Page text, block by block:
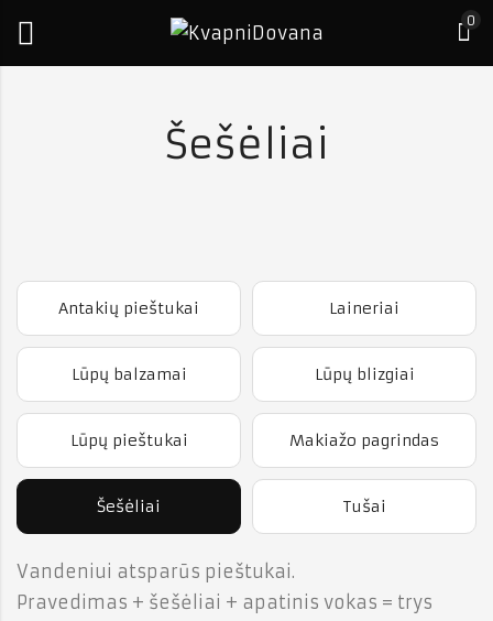
0
Šešėliai
Antakių pieštukai Laineriai
Lūpų balzamai Lūpų blizgiai
Lūpų pieštukai Makiažo pagrindas
Šešėliai Tušai
Vandeniui atsparūs pieštukai.
Pravedimas + šešėliai + apatinis vokas = trys